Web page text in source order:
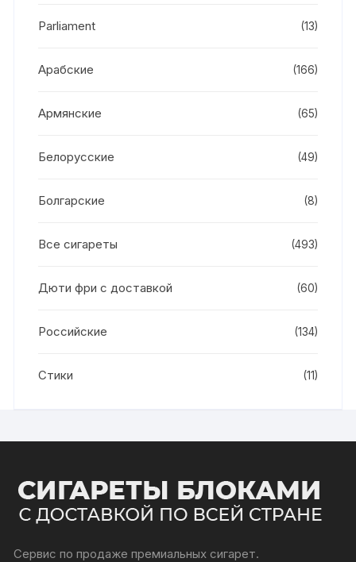
Parliament (13)
Арабские (166)
Армянские (65)
Белорусские (49)
Болгарские (8)
Все сигареты (493)
Дюти фри с доставкой (60)
Российские (134)
Стики (11)
Сервис по продаже премиальных сигарет.